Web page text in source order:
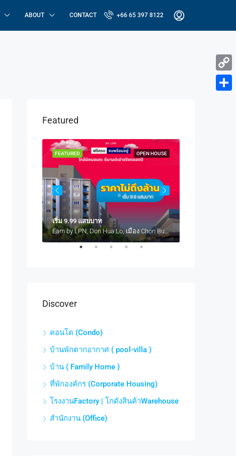
ABOUT CONTACT +66 65 397 8122
Featured
OPEN HOUSE
FEATURED
เริ่ม 9.99 แสบบาท
Earn by LPN, Don Hua Lo, เมือง Chon Buri, Thailand
Discover
คอนโด (Condo)
บ้านพักตากอากาศ ( pool-villa )
บ้าน ( Family Home )
ที่พักองค์กร (Corporate Housing)
โรงงานFactory | โกดังสินค้าWarehouse
สำนักงาน (Office)
Copy